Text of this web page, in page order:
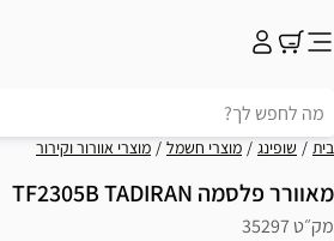
בית שופינג מוצרי חשמל מוצרי אוורור וקירור
מאוורר פלסמה TF2305B TADIRAN
מק״ט 35297